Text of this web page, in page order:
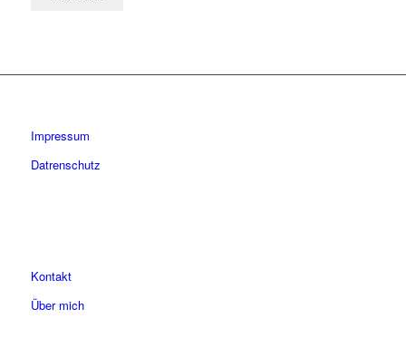
Impressum
Datrenschutz
Kontakt
Über mich